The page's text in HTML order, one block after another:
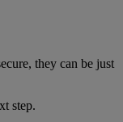
they can be just
step.